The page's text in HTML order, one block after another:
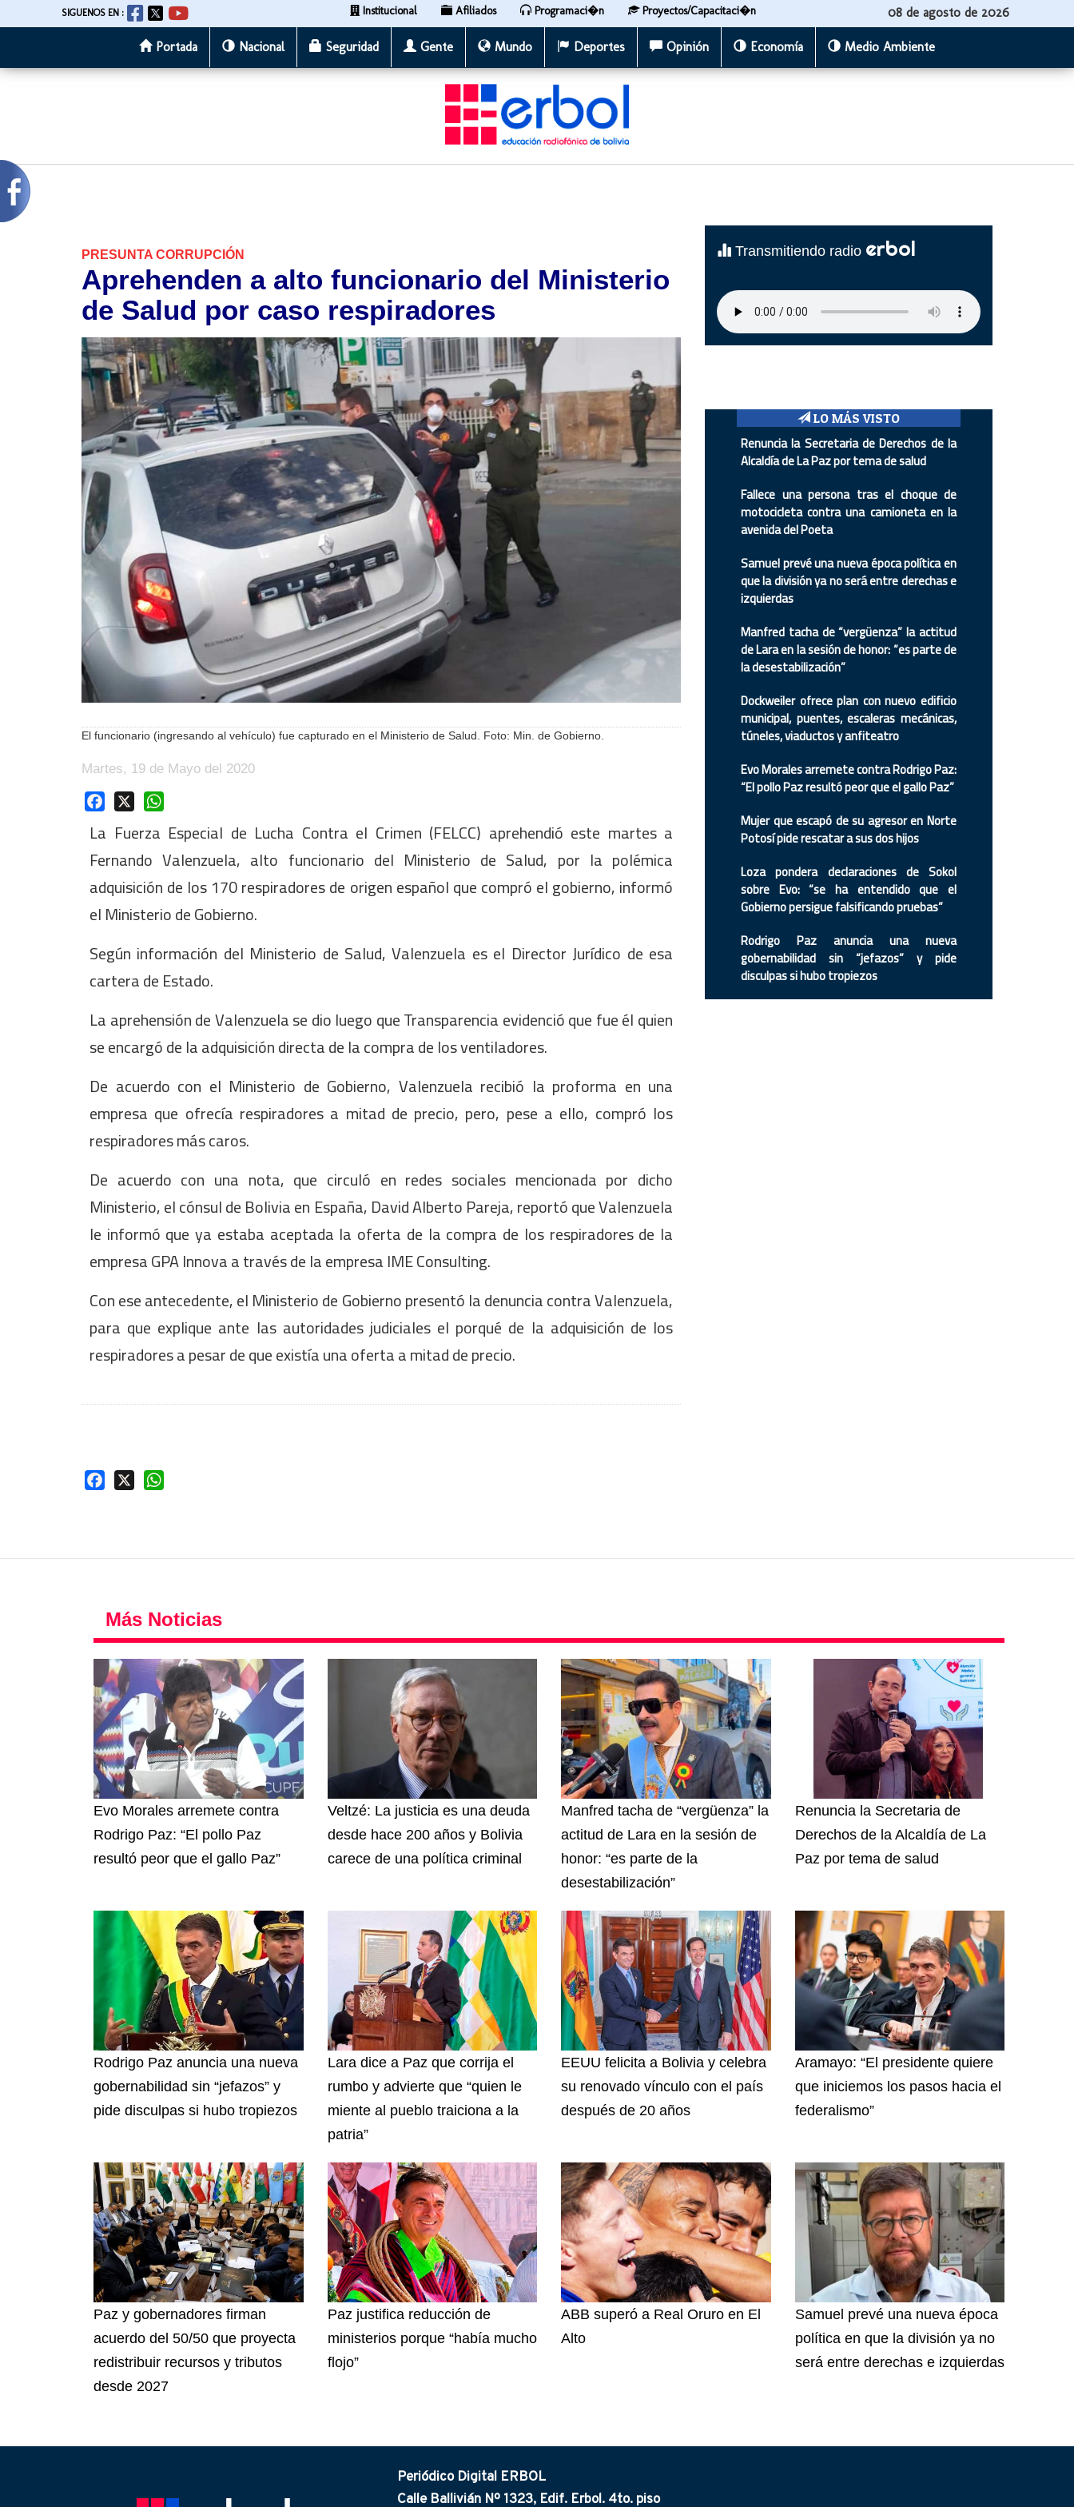
al
SIGUENOS EN : Institucional Afiliados Programaci�n Proyectos/Capacitaci�n 08 de agosto de 2026
Portada Nacional Seguridad Gente Mundo Deportes Opinión Economía Medio Ambiente
PRESUNTA CORRUPCIÓN
Aprehenden a alto funcionario del Ministerio
de Salud por caso respiradores
El funcionario (ingresando al vehículo) fue capturado en el Ministerio de Salud. Foto: Min. de Gobierno.
Martes, 19 de Mayo del 2020
Facebook
La Fuerza Especial de Lucha Contra el Crimen (FELCC) aprehendió este martes a
Fernando Valenzuela, alto funcionario del Ministerio de Salud, por la polémica
adquisición de los 170 respiradores de origen español que compró el gobierno, informó
el Ministerio de Gobierno.
Según información del Ministerio de Salud, Valenzuela es el Director Jurídico de esa
cartera de Estado.
La aprehensión de Valenzuela se dio luego que Transparencia evidenció que fue él quien
se encargó de la adquisición directa de la compra de los ventiladores.
De acuerdo con el Ministerio de Gobierno, Valenzuela recibió la proforma en una
empresa que ofrecía respiradores a mitad de precio, pero, pese a ello, compró los
respiradores más caros.
De acuerdo con una nota, que circuló en redes sociales mencionada por dicho
Ministerio, el cónsul de Bolivia en España, David Alberto Pareja, reportó que Valenzuela
le informó que ya estaba aceptada la oferta de la compra de los respiradores de la
empresa GPA Innova a través de la empresa IME Consulting.
Con ese antecedente, el Ministerio de Gobierno presentó la denuncia contra Valenzuela,
para que explique ante las autoridades judiciales el porqué de la adquisición de los
respiradores a pesar de que existía una oferta a mitad de precio.
Facebook
Transmitiendo radio erbol
LO MÁS VISTO
Renuncia la Secretaria de Derechos de la
Alcaldía de La Paz por tema de salud
Fallece una persona tras el choque de
motocicleta contra una camioneta en la
avenida del Poeta
Samuel prevé una nueva época política en
que la división ya no será entre derechas e
izquierdas
Manfred tacha de “vergüenza” la actitud
de Lara en la sesión de honor: “es parte de
la desestabilización”
Dockweiler ofrece plan con nuevo edificio
municipal, puentes, escaleras mecánicas,
túneles, viaductos y anfiteatro
Evo Morales arremete contra Rodrigo Paz:
“El pollo Paz resultó peor que el gallo Paz”
Mujer que escapó de su agresor en Norte
Potosí pide rescatar a sus dos hijos
Loza pondera declaraciones de Sokol
sobre Evo: “se ha entendido que el
Gobierno persigue falsificando pruebas”
Rodrigo Paz anuncia una nueva
gobernabilidad sin “jefazos” y pide
disculpas si hubo tropiezos
Más Noticias
Evo Morales arremete contra
Rodrigo Paz: “El pollo Paz
resultó peor que el gallo Paz”
Veltzé: La justicia es una deuda
desde hace 200 años y Bolivia
carece de una política criminal
Manfred tacha de “vergüenza” la
actitud de Lara en la sesión de
honor: “es parte de la
desestabilización”
Renuncia la Secretaria de
Derechos de la Alcaldía de La
Paz por tema de salud
Rodrigo Paz anuncia una nueva
gobernabilidad sin “jefazos” y
pide disculpas si hubo tropiezos
Lara dice a Paz que corrija el
rumbo y advierte que “quien le
miente al pueblo traiciona a la
patria”
EEUU felicita a Bolivia y celebra
su renovado vínculo con el país
después de 20 años
Aramayo: “El presidente quiere
que iniciemos los pasos hacia el
federalismo”
Paz y gobernadores firman
acuerdo del 50/50 que proyecta
redistribuir recursos y tributos
desde 2027
Paz justifica reducción de
ministerios porque “había mucho
flojo”
ABB superó a Real Oruro en El
Alto
Samuel prevé una nueva época
política en que la división ya no
será entre derechas e izquierdas
Periódico Digital ERBOL
Calle Ballivián Nº 1323, Edif. Erbol. 4to. piso